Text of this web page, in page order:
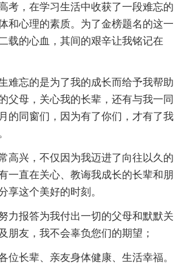
考，在学习生活中收获了一段难忘的
和心理的素质。为了金榜题名的这一
载的心血，其间的艰辛让我铭记在
难忘的是为了我的成长而给予我帮助
父母，关心我的长辈，还有与我一同
的同窗们，因为有了你们，才有了我
高兴，不仅因为我迈进了向往以久的
一直在关心、教诲我成长的长辈和朋
享这个美好的时刻。
力报答为我付出一切的父母和默默关
朋友，我不会辜负您们的期望；
位长辈、亲友身体健康、生活幸福。